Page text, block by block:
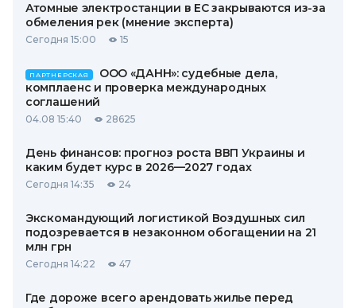
Атомные электростанции в ЕС закрываются из-за
обмеления рек (мнение эксперта)
Сегодня 15:00 15
ПАРТНЕРСКАЯ
ООО «ДАНН»: судебные дела,
комплаенс и проверка международных
соглашений
04.08 15:40 28625
День финансов: прогноз роста ВВП Украины и
каким будет курс в 2026—2027 годах
Сегодня 14:35 24
Экскомандующий логистикой Воздушных сил
подозревается в незаконном обогащении на 21
млн грн
Сегодня 14:22 47
Где дороже всего арендовать жилье перед